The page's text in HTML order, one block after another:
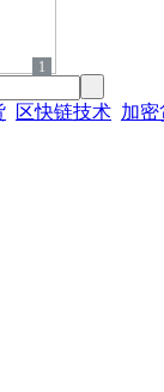
1
区快链技术 加密